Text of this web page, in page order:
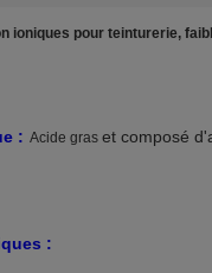
ioniques pour teinturerie,
: Acide gras et composé
: